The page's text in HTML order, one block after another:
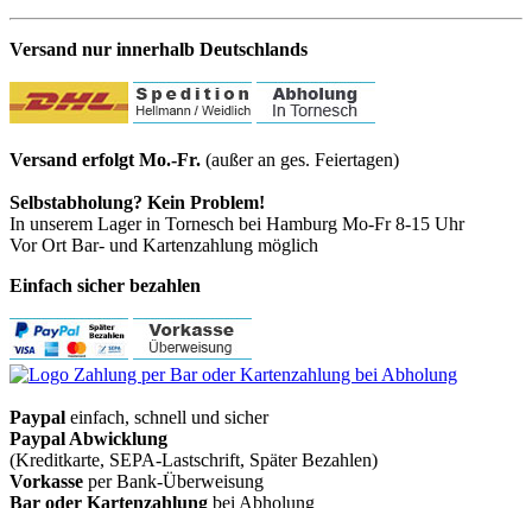
Versand nur innerhalb Deutschlands
Versand erfolgt Mo.-Fr. (außer an ges. Feiertagen)
Selbstabholung? Kein Problem!
In unserem Lager in Tornesch bei Hamburg Mo-Fr 8-15 Uhr
Vor Ort Bar- und Kartenzahlung möglich
Einfach sicher bezahlen
Paypal einfach, schnell und sicher
Paypal Abwicklung
(Kreditkarte, SEPA-Lastschrift, Später Bezahlen)
Vorkasse per Bank-Überweisung
Bar oder Kartenzahlung bei Abholung